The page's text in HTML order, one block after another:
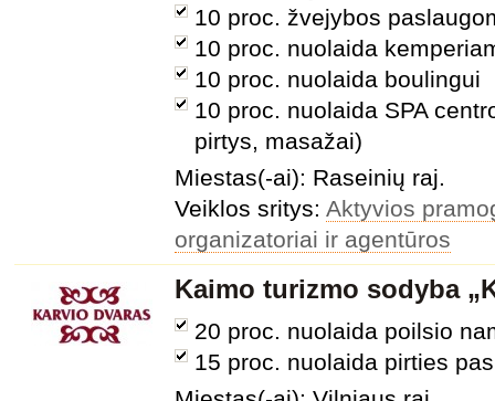
10 proc. žvejybos
10 proc. nuolaida
10 proc. nuolaida boulingui
10 proc. nuolaida SPA
pirtys, masažai)
Miestas(-ai): Raseinių raj.
Veiklos sritys: Aktyvios
organizatoriai ir agentūros
Kaimo turizmo sodyba
20 proc. nuolaida poilsio
15 proc. nuolaida pirties